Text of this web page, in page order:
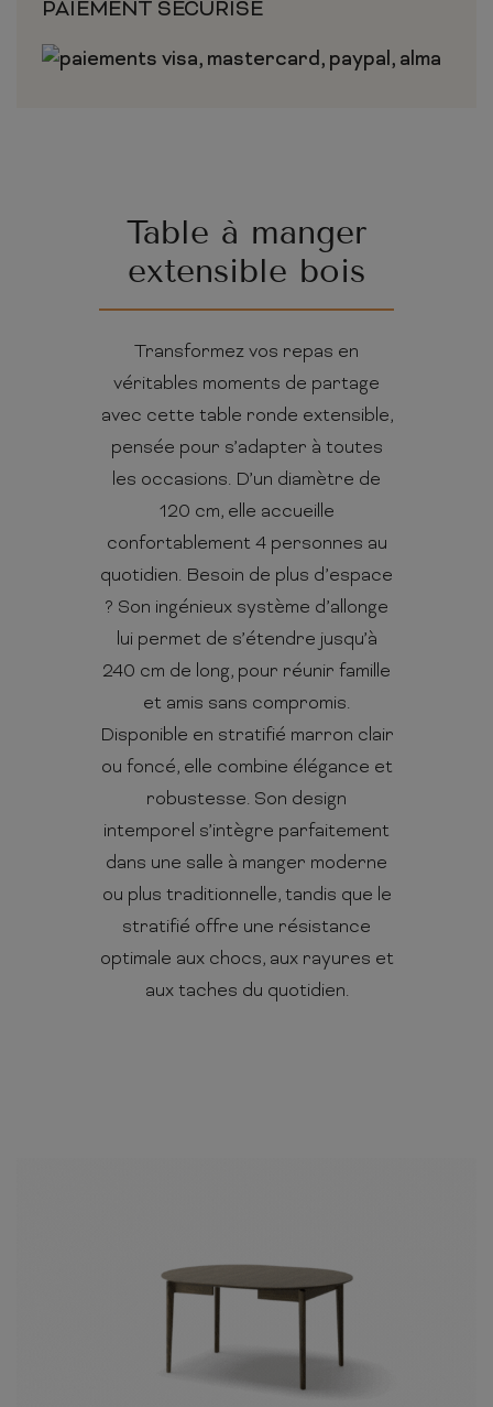
PAIEMENT SÉCURISÉ
Table à manger
extensible bois
Transformez vos repas en
véritables moments de partage
avec cette table ronde extensible,
pensée pour s’adapter à toutes
les occasions. D’un diamètre de
120 cm, elle accueille
confortablement 4 personnes au
quotidien. Besoin de plus d’espace
? Son ingénieux système d’allonge
lui permet de s’étendre jusqu’à
240 cm de long, pour réunir famille
et amis sans compromis.
Disponible en stratifié marron clair
ou foncé, elle combine élégance et
robustesse. Son design
intemporel s’intègre parfaitement
dans une salle à manger moderne
ou plus traditionnelle, tandis que le
stratifié offre une résistance
optimale aux chocs, aux rayures et
aux taches du quotidien.